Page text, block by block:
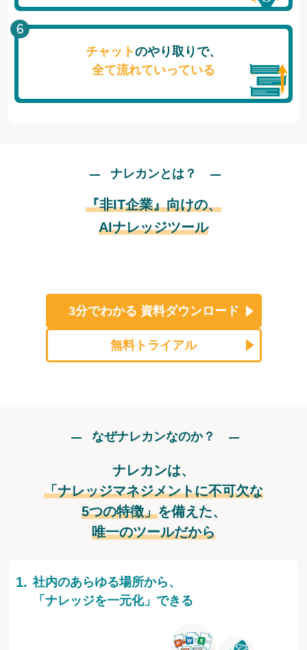
チャットのやり取りで、
全て流れていっている
ナレカンとは？
『非IT企業』向けの、
AIナレッジツール
3分でわかる 資料ダウンロード
無料トライアル
なぜナレカンなのか？
ナレカンは、
「ナレッジマネジメントに不可欠な
5つの特徴」を備えた、
唯一のツールだから
社内のあらゆる場所から、
「ナレッジを一元化」できる